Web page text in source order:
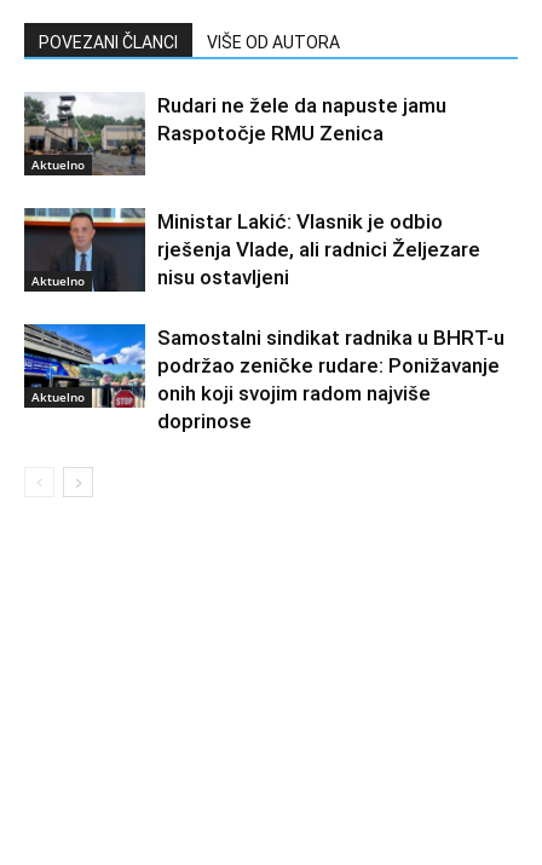
POVEZANI ČLANCI VIŠE OD AUTORA
Aktuelno
Rudari ne žele da napuste jamu
Raspotočje RMU Zenica
Aktuelno
Ministar Lakić: Vlasnik je odbio
rješenja Vlade, ali radnici Željezare
nisu ostavljeni
Aktuelno
Samostalni sindikat radnika u BHRT-u
podržao zeničke rudare: Ponižavanje
onih koji svojim radom najviše
doprinose